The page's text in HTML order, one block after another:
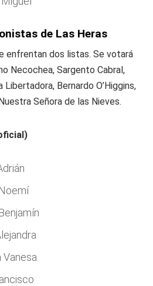
de Las Heras
enfrentan dos listas. Se votará
Necochea, Sargento Cabral,
Libertadora, Bernardo O’Higgins,
Señora de las Nieves.
Vanesa